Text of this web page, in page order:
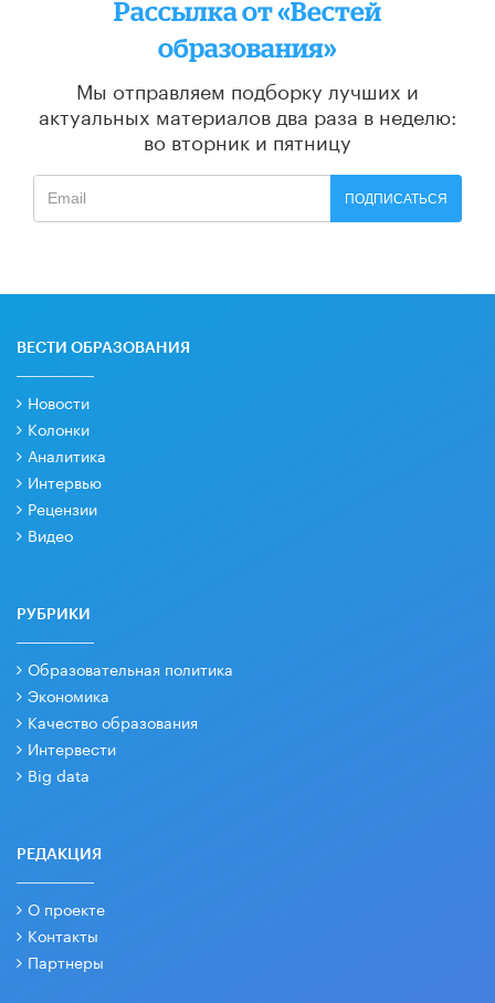
Рассылка от «Вестей
образования»
Мы отправляем подборку лучших и
актуальных материалов два раза в неделю:
во вторник и пятницу
ПОДПИСАТЬСЯ
ВЕСТИ ОБРАЗОВАНИЯ
Новости
Колонки
Аналитика
Интервью
Рецензии
Видео
РУБРИКИ
Образовательная политика
Экономика
Качество образования
Интервести
Big data
РЕДАКЦИЯ
О проекте
Контакты
Партнеры